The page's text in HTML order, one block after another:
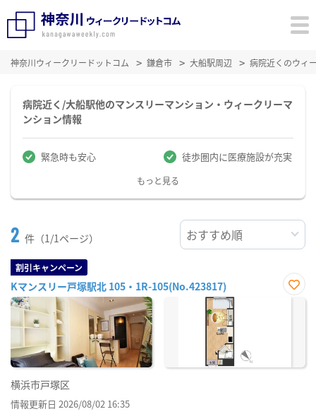
神奈川ウィークリードットコム 鎌倉市 大船駅周辺 病院近くのウィ
病院近く/大船駅他のマンスリーマンション・ウィークリーマ
ンション情報
緊急時も安心 徒歩圏内に医療施設が充実
もっと見る
2 件（1/1ページ）
割引キャンペーン
Kマンスリー戸塚駅北 105・1R-105(No.423817)
お気
横浜市戸塚区
情報更新日 2026/08/02 16:35